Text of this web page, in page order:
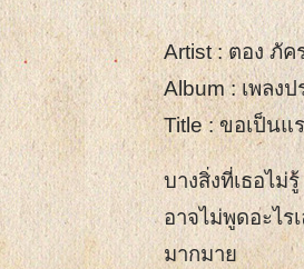
Artist : ตอง ภั
Album : เพลงป
Title : ขอเป็นแ
บางสิ่งที่เธอไม่
อาจไม่พูดอะไร
มากมาย